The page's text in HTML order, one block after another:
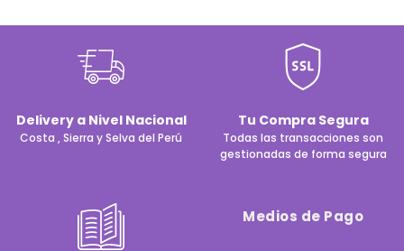
Delivery a Nivel Nacional
Costa , Sierra y Selva del Perú
Tu Compra Segura
Todas las transacciones son
gestionadas de forma segura
Medios de Pago